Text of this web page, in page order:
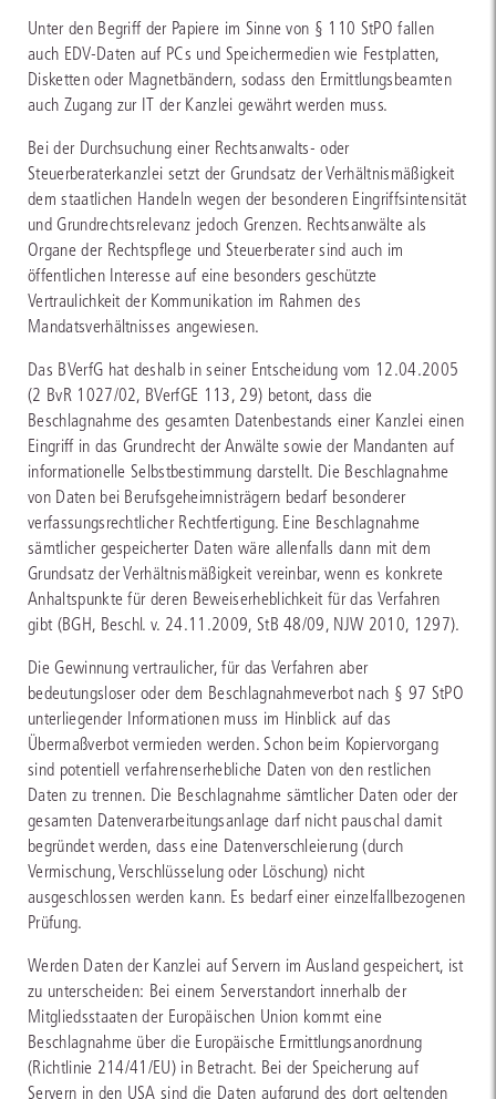
Unter den Begriff der Papiere im Sinne von § 110 StPO fallen
auch EDV-Daten auf PCs und Speichermedien wie Festplatten,
Disketten oder Magnetbändern, sodass den Ermittlungsbeamten
auch Zugang zur IT der Kanzlei gewährt werden muss.
Bei der Durchsuchung einer Rechtsanwalts- oder
Steuerberaterkanzlei setzt der Grundsatz der Verhältnismäßigkeit
dem staatlichen Handeln wegen der besonderen Eingriffsintensität
und Grundrechtsrelevanz jedoch Grenzen. Rechtsanwälte als
Organe der Rechtspflege und Steuerberater sind auch im
öffentlichen Interesse auf eine besonders geschützte
Vertraulichkeit der Kommunikation im Rahmen des
Mandatsverhältnisses angewiesen.
Das BVerfG hat deshalb in seiner Entscheidung vom 12.04.2005
(2 BvR 1027/02, BVerfGE 113, 29) betont, dass die
Beschlagnahme des gesamten Datenbestands einer Kanzlei einen
Eingriff in das Grundrecht der Anwälte sowie der Mandanten auf
informationelle Selbstbestimmung darstellt. Die Beschlagnahme
von Daten bei Berufsgeheimnisträgern bedarf besonderer
verfassungsrechtlicher Rechtfertigung. Eine Beschlagnahme
sämtlicher gespeicherter Daten wäre allenfalls dann mit dem
Grundsatz der Verhältnismäßigkeit vereinbar, wenn es konkrete
Anhaltspunkte für deren Beweiserheblichkeit für das Verfahren
gibt (BGH, Beschl. v. 24.11.2009, StB 48/09, NJW 2010, 1297).
Die Gewinnung vertraulicher, für das Verfahren aber
bedeutungsloser oder dem Beschlagnahmeverbot nach § 97 StPO
unterliegender Informationen muss im Hinblick auf das
Übermaßverbot vermieden werden. Schon beim Kopiervorgang
sind potentiell verfahrenserhebliche Daten von den restlichen
Daten zu trennen. Die Beschlagnahme sämtlicher Daten oder der
gesamten Datenverarbeitungsanlage darf nicht pauschal damit
begründet werden, dass eine Datenverschleierung (durch
Vermischung, Verschlüsselung oder Löschung) nicht
ausgeschlossen werden kann. Es bedarf einer einzelfallbezogenen
Prüfung.
Werden Daten der Kanzlei auf Servern im Ausland gespeichert, ist
zu unterscheiden: Bei einem Serverstandort innerhalb der
Mitgliedsstaaten der Europäischen Union kommt eine
Beschlagnahme über die Europäische Ermittlungsanordnung
(Richtlinie 214/41/EU) in Betracht. Bei der Speicherung auf
Servern in den USA sind die Daten aufgrund des dort geltenden